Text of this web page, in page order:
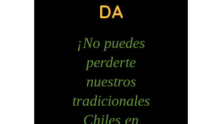
DA
¡No puedes
perderte
nuestros
tradicionales
Chiles en